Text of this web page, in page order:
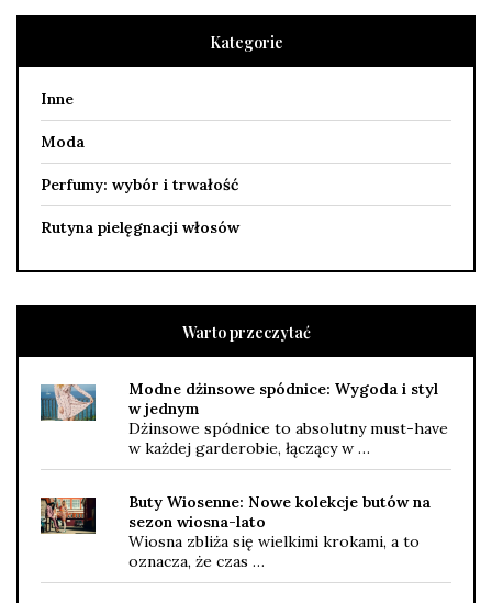
Kategorie
Inne
Moda
Perfumy: wybór i trwałość
Rutyna pielęgnacji włosów
Warto przeczytać
Modne dżinsowe spódnice: Wygoda i styl
w jednym
Dżinsowe spódnice to absolutny must-have
w każdej garderobie, łączący w …
Buty Wiosenne: Nowe kolekcje butów na
sezon wiosna-lato
Wiosna zbliża się wielkimi krokami, a to
oznacza, że czas …